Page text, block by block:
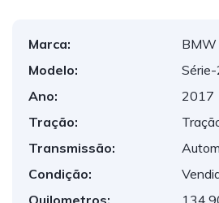
Marca:
BMW
Modelo:
Série-
Ano:
2017
Tração:
Transmissão:
Condição:
Quilometros: